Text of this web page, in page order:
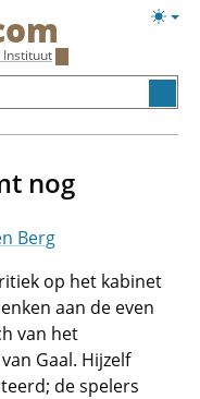
Instituut
nog
Berg
op het kabinet
aan de even
van het
Gaal. Hijzelf
de spelers